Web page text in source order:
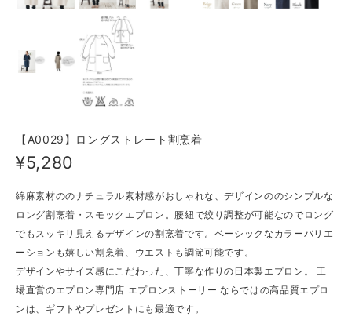
【A0029】ロングストレート割烹着
¥5,280
綿麻素材ののナチュラル素材感がおしゃれな、デザインののシンプルな
ロング割烹着・スモックエプロン。腰紐で絞り調整が可能なのでロング
でもスッキリ見えるデザインの割烹着です。ベーシックなカラーバリエ
ーションも嬉しい割烹着、ウエストも調節可能です。
デザインやサイズ感にこだわった、丁寧な作りの日本製エプロン。 工
場直営のエプロン専門店 エプロンストーリー ならではの高品質エプロ
ンは、ギフトやプレゼントにも最適です。